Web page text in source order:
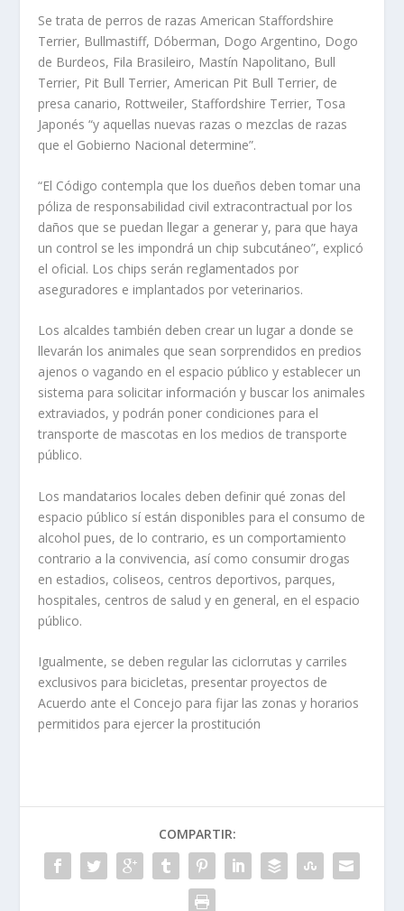
Se trata de perros de razas American Staffordshire
Terrier, Bullmastiff, Dóberman, Dogo Argentino, Dogo
de Burdeos, Fila Brasileiro, Mastín Napolitano, Bull
Terrier, Pit Bull Terrier, American Pit Bull Terrier, de
presa canario, Rottweiler, Staffordshire Terrier, Tosa
Japonés “y aquellas nuevas razas o mezclas de razas
que el Gobierno Nacional determine”.
“El Código contempla que los dueños deben tomar una
póliza de responsabilidad civil extracontractual por los
daños que se puedan llegar a generar y, para que haya
un control se les impondrá un chip subcutáneo”, explicó
el oficial. Los chips serán reglamentados por
aseguradores e implantados por veterinarios.
Los alcaldes también deben crear un lugar a donde se
llevarán los animales que sean sorprendidos en predios
ajenos o vagando en el espacio público y establecer un
sistema para solicitar información y buscar los animales
extraviados, y podrán poner condiciones para el
transporte de mascotas en los medios de transporte
público.
Los mandatarios locales deben definir qué zonas del
espacio público sí están disponibles para el consumo de
alcohol pues, de lo contrario, es un comportamiento
contrario a la convivencia, así como consumir drogas
en estadios, coliseos, centros deportivos, parques,
hospitales, centros de salud y en general, en el espacio
público.
Igualmente, se deben regular las ciclorrutas y carriles
exclusivos para bicicletas, presentar proyectos de
Acuerdo ante el Concejo para fijar las zonas y horarios
permitidos para ejercer la prostitución
COMPARTIR: